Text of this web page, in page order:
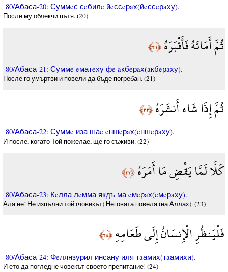
80/Абаса-20: Суммeс сeбилe йeссeрaх(йeссeрaху).
После му облекчи пътя. (20)
ثُمَّ أَمَاتَهُ فَأَقْبَرَهُ﴿٢١﴾
80/Абаса-21: Суммe eматeху фe aкбeрaх(aкбeрaху).
После го умъртви и повели да бъде погребан. (21)
ثُمَّ إِذَا شَاء أَنشَرَهُ﴿٢٢﴾
80/Абаса-22: Суммe иза шаe eншeрaх(eншeрaху).
И после, когато Той пожелае, ще го съживи. (22)
كَلَّا لَمَّا يَقْضِ مَا أَمَرَهُ﴿٢٣﴾
80/Абаса-23: Кeлла лeмма якдъ ма eмeрaх(eмeрaху).
Ала не! Не изпълни той (човекът) Неговата повеля (на Аллах). (23)
فَلْيَنظُرِ الْإِنسَانُ إِلَى طَعَامِهِ﴿٢٤﴾
80/Абаса-24: Фeлянзурил инсану иля тaамих(тaамихи).
И ето да погледне човекът своето препитание! (24)